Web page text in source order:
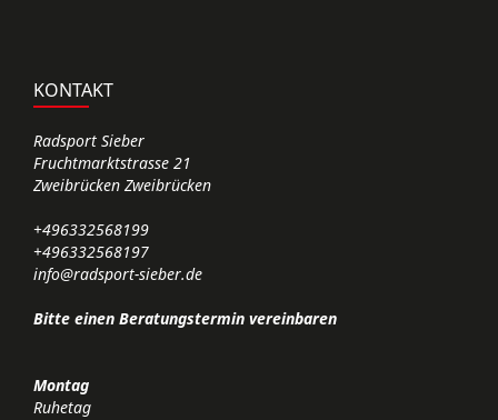
KONTAKT
Radsport Sieber
Fruchtmarktstrasse 21
Zweibrücken Zweibrücken
+496332568199
+496332568197
info@radsport-sieber.de
Bitte einen Beratungstermin vereinbaren
Montag
Ruhetag